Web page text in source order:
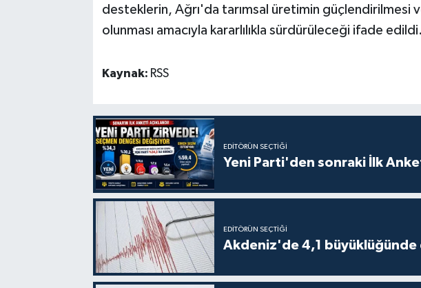
desteklerin, Ağrı'da tarımsal üretimin güçlendirilmesi
olunması amacıyla kararlılıkla sürdürüleceği ifade edildi.
Kaynak: RSS
EDITÖRÜN SEÇTIĞI
Yeni Parti'den sonraki İlk
EDITÖRÜN SEÇTIĞI
Akdeniz'de 4,1 büyüklüğünde